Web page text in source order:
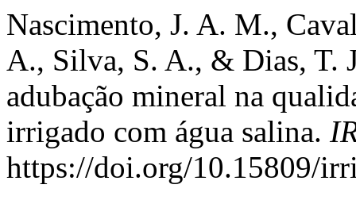
Nascimento, J. A. M.,
A., Silva, S. A., & Dias, T.
adubação mineral na
irrigado com água salina.
https://doi.org/10.15809/